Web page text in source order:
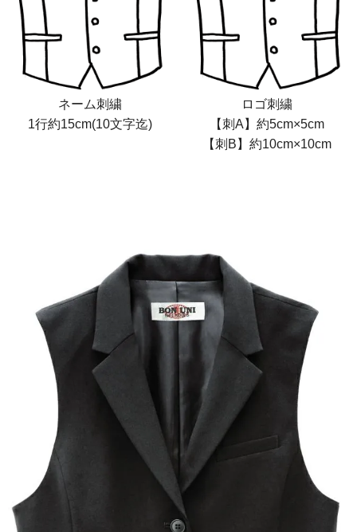
ネーム刺繍
1行約15cm(10文字迄)
ロゴ刺繍
【刺A】約5cm×5cm
【刺B】約10cm×10cm